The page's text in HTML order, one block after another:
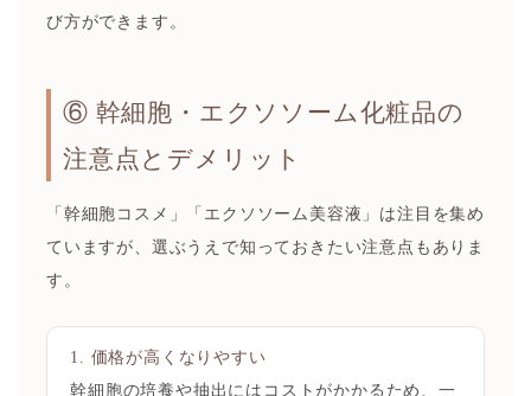
び方ができます。
⑥ 幹細胞・エクソソーム化粧品の
注意点とデメリット
「幹細胞コスメ」「エクソソーム美容液」は注目を集め
ていますが、選ぶうえで知っておきたい注意点もありま
す。
1. 価格が高くなりやすい
幹細胞の培養や抽出にはコストがかかるため、一